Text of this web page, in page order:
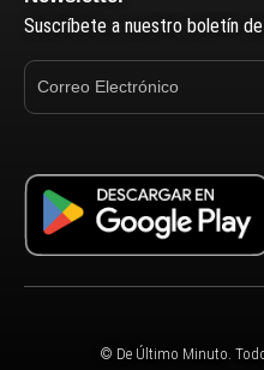
Suscríbete a nuestro boletín
© De Último Minuto.